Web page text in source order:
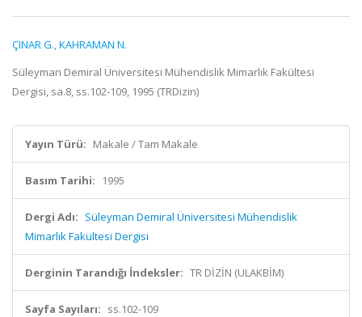
ÇINAR G.,KAHRAMAN N.
Süleyman Demiral Üniversitesi Mühendislik Mimarlık Fakültesi
Dergisi, sa.8, ss.102-109, 1995 (TRDizin)
Yayın Türü: Makale / Tam Makale
Basım Tarihi: 1995
Dergi Adı: Süleyman Demiral Üniversitesi Mühendislik
Mimarlık Fakültesi Dergisi
Derginin Tarandığı İndeksler: TR DİZİN (ULAKBİM)
Sayfa Sayıları: ss.102-109